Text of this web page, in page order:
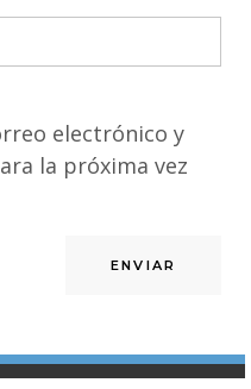
electrónico y
la próxima vez